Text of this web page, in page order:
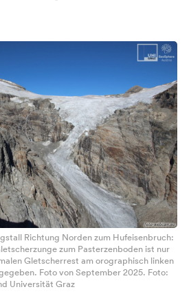
Richtung Norden zum Hufeisenbruch:
zum Pasterzenboden ist nur
Gletscherrest am orographisch linken
Foto von September 2025. Foto:
Universität Graz